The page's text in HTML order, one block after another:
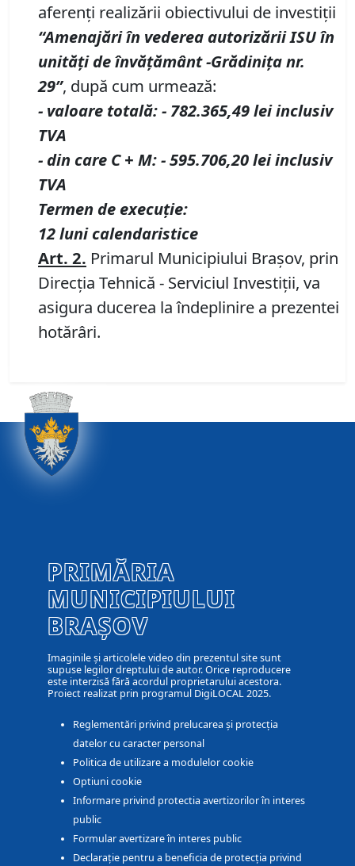
aferenți realizării obiectivului de investiții
“Amenajăriîn vederea autorizării ISUîn
unități deînvățământ -Grădinițanr.
29”, după cum urmează:
- valoare totală:- 782.365,49lei inclusiv
TVA
- din care C + M:-595.706,20lei inclusiv
TVA
Termen de execuție:
12lunicalendaristice
Art. 2. Primarul Municipiului Braşov, prin
Direcţia Tehnică - Serviciul Investiții, va
asigura ducerea la îndeplinire a prezentei
hotărâri.
PRIMĂRIA
MUNICIPIULUI
BRAȘOV
Imaginile și articolele video din prezentul site sunt
supuse legilor dreptului de autor. Orice reproducere
este interzisă fără acordul proprietarului acestora.
Proiect realizat prin programul DigiLOCAL 2025.
Reglementări privind prelucarea și protecția
datelor cu caracter personal
Politica de utilizare a modulelor cookie
Optiuni cookie
Informare privind protectia avertizorilor în interes
public
Formular avertizare în interes public
Declarație pentru a beneficia de protecția privind